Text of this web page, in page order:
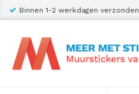
Binnen 1-2 werkdagen verzonden